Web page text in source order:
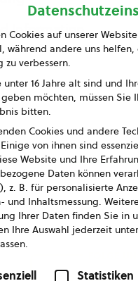
Information
Datenschutz AGB
Cookies auf unserer
während andere uns
zu verbessern.
unter 16 Jahre alt sind und
möchten, müssen Sie
bitten.
Cookies und andere
von ihnen sind
Website und Ihre
Daten können
z. B. für personalisierte
und Inhaltsmessung.
Ihrer Daten finden Sie in
Ihre Auswahl jederzeit unter
Statistiken